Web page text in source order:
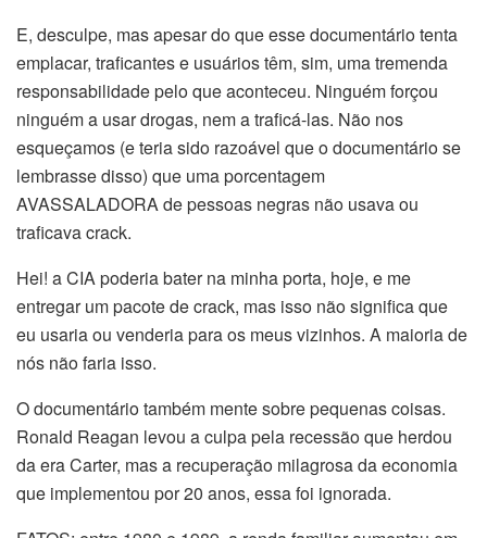
E, desculpe, mas apesar do que esse documentário tenta
emplacar, traficantes e usuários têm, sim, uma tremenda
responsabilidade pelo que aconteceu. Ninguém forçou
ninguém a usar drogas, nem a traficá-las. Não nos
esqueçamos (e teria sido razoável que o documentário se
lembrasse disso) que uma porcentagem
AVASSALADORA de pessoas negras não usava ou
traficava crack.
Hei! a CIA poderia bater na minha porta, hoje, e me
entregar um pacote de crack, mas isso não significa que
eu usaria ou venderia para os meus vizinhos. A maioria de
nós não faria isso.
O documentário também mente sobre pequenas coisas.
Ronald Reagan levou a culpa pela recessão que herdou
da era Carter, mas a recuperação milagrosa da economia
que implementou por 20 anos, essa foi ignorada.